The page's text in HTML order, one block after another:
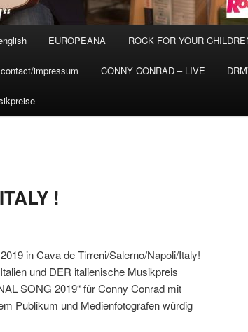
EUROPEANA ROCK FOR YOUR
contact/impressum CONNY CONRAD – LIVE
!
in Cava de Tirreni/Salerno/Napoli/Italy!
und DER italienische Musikpreis
SONG 2019“ für Conny Conrad mit
Publikum und Medienfotografen würdig